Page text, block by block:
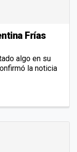
Frías
algo en su
la noticia